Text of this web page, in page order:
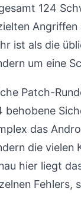
124
ist als die
um eine
Patch-
behobene
das
die vielen
hier liegt
Fehlers,